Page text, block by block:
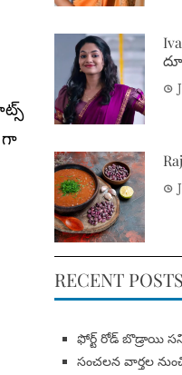
గా
RECENT POSTS
​ఫోర్ట్ రోడ్ బొడ్రాయి
సంచలన వార్తల